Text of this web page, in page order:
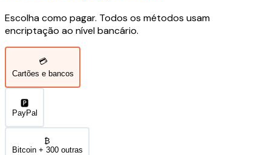
Escolha como pagar. Todos os métodos usam
encriptação ao nível bancário.
💳
Cartões e bancos
🅿️
PayPal
₿
Bitcoin + 300 outras